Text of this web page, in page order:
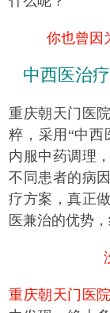
你也曾因
中西医治疗
重庆朝天门医
粹，采用“中西
内服中药调理
不同患者的病
疗方案，真正
医兼治的优势
重庆朝天门医